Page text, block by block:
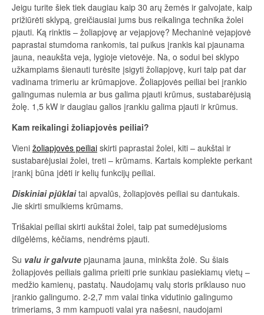
Jeigu turite šiek tiek daugiau kaip 30 arų žemės ir galvojate, kaip
prižiūrėti sklypą, greičiausiai jums bus reikalinga technika žolei
pjauti. Ką rinktis – žoliapjovę ar vejapjovę? Mechaninė vejapjovė
paprastai stumdoma rankomis, tai puikus įrankis kai pjaunama
jauna, neaukšta veja, lygioje vietovėje. Na, o sodui bei sklypo
užkampiams šienauti turėsite įsigyti žoliapjovę, kuri taip pat dar
vadinama trimeriu ar krūmapjove. Žoliapjovės peiliai bei įrankio
galingumas nulemia ar bus galima pjauti krūmus, sustabarėjusią
žolę. 1,5 kW ir daugiau galios įrankiu galima pjauti ir krūmus.
Kam reikalingi žoliapjovės peiliai?
Vieni žoliapjovės peiliai skirti paprastai žolei, kiti – aukštai ir
sustabarėjusiai žolei, treti – krūmams. Kartais komplekte perkant
įrankį būna įdėti ir kelių funkcijų peiliai.
Diskiniai pjūklaitai apvalūs, žoliapjovės peiliai su dantukais.
Jie skirti smulkiems krūmams.
Trišakiai peiliai skirti aukštai žolei, taip pat sumedėjusioms
dilgėlėms, kėčiams, nendrėms pjauti.
Su valu ir galvute pjaunama jauna, minkšta žolė. Su šiais
žoliapjovės peiliais galima prieiti prie sunkiau pasiekiamų vietų –
medžio kamienų, pastatų. Naudojamų valų storis priklauso nuo
įrankio galingumo. 2-2,7 mm valai tinka vidutinio galingumo
trimeriams, 3 mm kampuoti valai yra našesni, naudojami